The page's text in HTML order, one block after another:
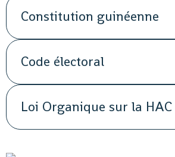
Constitution guinéenne
Code électoral
Loi Organique sur la HAC